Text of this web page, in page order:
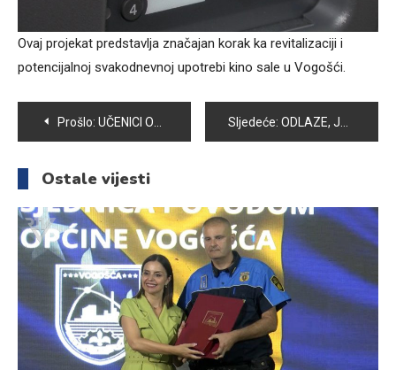
Ovaj projekat predstavlja značajan korak ka revitalizaciji i
potencijalnoj svakodnevnoj upotrebi kino sale u Vogošći.
Navigacija
članaka
Prošlo: UČENICI OŠ „ZAHID BARUČIJA“ PRVI NA OPĆINSKOM TAKMIČENJU IZ ROBOTIKE Sljedeće: ODLAZE, JEDNA PO JEDNA – PREMINULA MAJKA SREBRENICE MUNEVERA GABELJIĆ, U GENOCIDU IZGUBILA MUŽA I DVA SINA
Ostale vijesti